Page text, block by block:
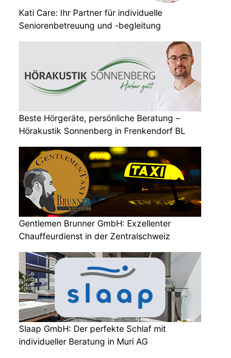
Kati Care: Ihr Partner für individuelle
Seniorenbetreuung und -begleitung
Beste Hörgeräte, persönliche Beratung –
Hörakustik Sonnenberg in Frenkendorf BL
Gentlemen Brunner GmbH: Exzellenter
Chauffeurdienst in der Zentralschweiz
Slaap GmbH: Der perfekte Schlaf mit
individueller Beratung in Muri AG